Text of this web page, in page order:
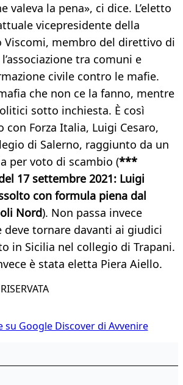
valeva la pena», ci dice. L’eletto
vicepresidente della
Viscomi, membro del direttivo di
tra comuni e
civile contro le mafie.
che non ce la fanno, mentre
sotto inchiesta. È così
con Forza Italia, Luigi Cesaro,
di Salerno, raggiunto da un
per voto di scambio (***
17 settembre 2021: Luigi
con formula piena dal
Nord). Non passa invece
deve tornare davanti ai giudici
in Sicilia nel collegio di Trapani.
è stata eletta Piera Aiello.
su Google Discover di Avvenire